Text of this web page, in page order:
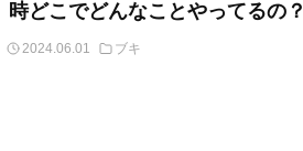
時どこでどんなことやってるの？
2024.06.01 ブキ